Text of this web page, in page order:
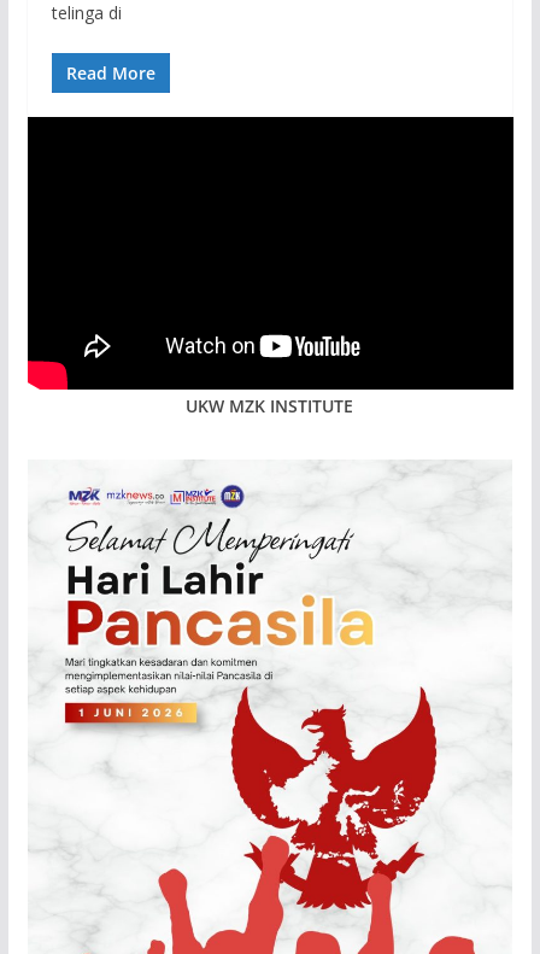
telinga di
Read More
UKW MZK INSTITUTE